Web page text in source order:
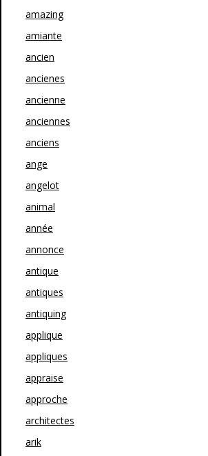
amazing
amiante
ancien
ancienes
ancienne
anciennes
anciens
ange
angelot
animal
année
annonce
antique
antiques
antiquing
applique
appliques
appraise
approche
architectes
arik